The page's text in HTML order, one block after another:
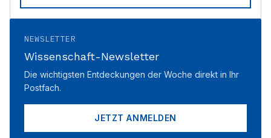
NEWSLETTER
Wissenschaft-Newsletter
Die wichtigsten Entdeckungen der Woche direkt in Ihr
Postfach.
JETZT ANMELDEN